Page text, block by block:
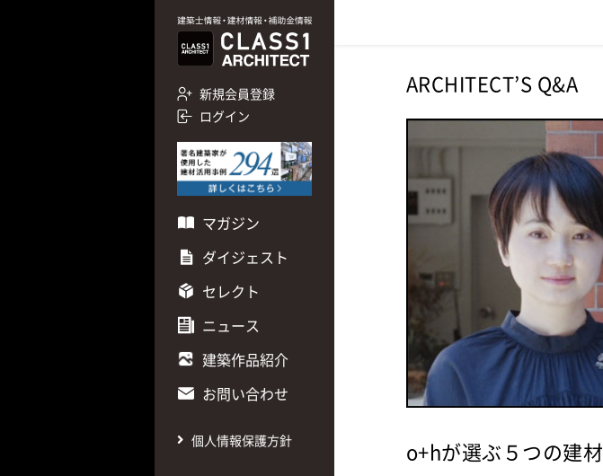
新規会員登録
ログイン
マガジン
ダイジェスト
セレクト
ニュース
建築作品紹介
お問い合わせ
個人情報保護方針
ARCHITECT’S Q&A
o+hが選ぶ５つの建材